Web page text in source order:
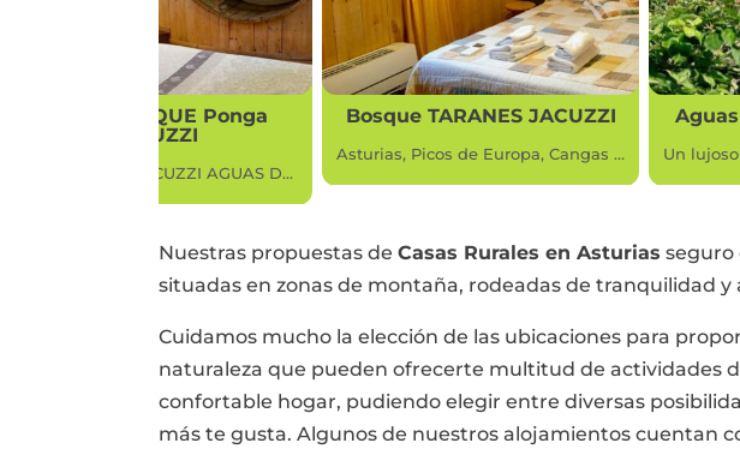
Bosque TARANES JACUZZI
Asturias, Picos de Europa, Cangas de Onís.
Aguas del SELLA JACUZZI
Un lujoso apartamento en los Picos de Europa
Nuestras propuestas de Casas Rurales en Asturias seguro
situadas en zonas de montaña, rodeadas de tranquilidad y
Cuidamos mucho la elección de las ubicaciones para
naturaleza que pueden ofrecerte multitud de actividades
confortable hogar, pudiendo elegir entre diversas
más te gusta. Algunos de nuestros alojamientos cuentan